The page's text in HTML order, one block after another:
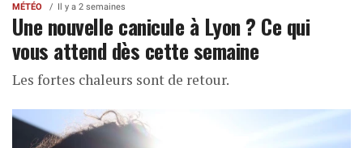
MÉTÉO Il y a 2 semaines
Une nouvelle canicule à Lyon ? Ce qui
vous attend dès cette semaine
Les fortes chaleurs sont de retour.